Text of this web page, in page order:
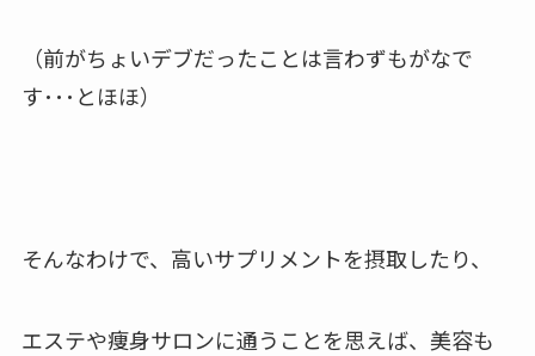
（前がちょいデブだったことは言わずもがなで
す･･･とほほ）
そんなわけで、高いサプリメントを摂取したり、
エステや痩身サロンに通うことを思えば、 美容も